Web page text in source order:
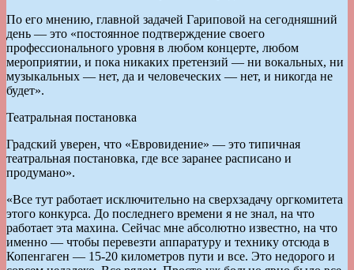
По его мнению, главной задачей Гариповой на сегодняшний
день — это «постоянное подтверждение своего
профессионального уровня в любом концерте, любом
мероприятии, и пока никаких претензий — ни вокальных, ни
музыкальных — нет, да и человеческих — нет, и никогда не
будет».
Театральная постановка
Градский уверен, что «Евровидение» — это типичная
театральная постановка, где все заранее расписано и
продумано».
«Все тут работает исключительно на сверхзадачу оргкомитета
этого конкурса. До последнего времени я не знал, на что
работает эта махина. Сейчас мне абсолютно известно, на что
именно — чтобы перевезти аппаратуру и технику отсюда в
Копенгаген — 15-20 километров пути и все. Это недорого и